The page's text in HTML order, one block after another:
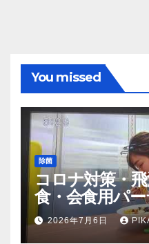
You missed
除菌
コロナ対策・
食・会食用パ
（マスク会食代
放送のＴＶ番組
2026年7月6日